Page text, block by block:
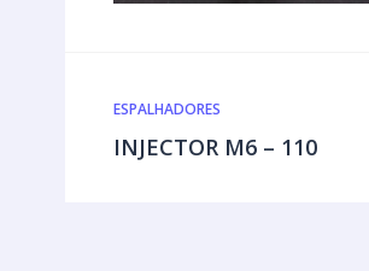
ESPALHADORES
INJECTOR M6 – 110